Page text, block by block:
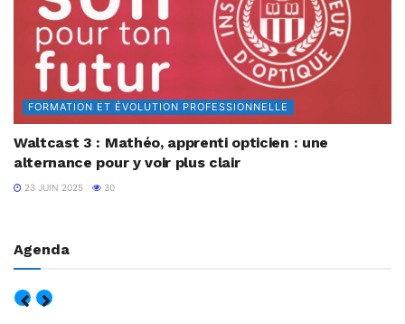
FORMATION ET ÉVOLUTION PROFESSIONNELLE
Waltcast 3 : Mathéo, apprenti opticien : une
alternance pour y voir plus clair
23 JUIN 2025 30
Agenda